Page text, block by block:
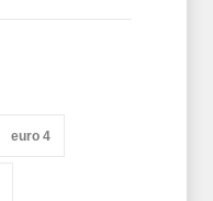
euro 4